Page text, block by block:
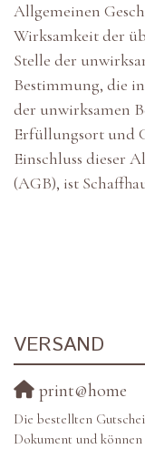
Allgemeinen
Wirksamkeit der
Stelle der
Bestimmung, die
der unwirksamen
Erfüllungsort und
Einschluss dieser
(AGB), ist
VERSAND
print@home
Die bestellten
Dokument und